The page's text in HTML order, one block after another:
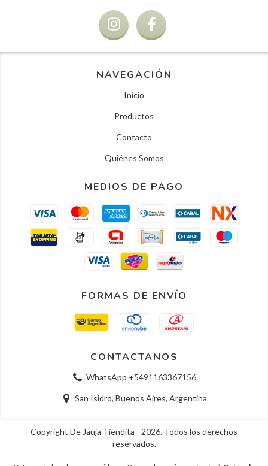
NAVEGACIÓN
Inicio
Productos
Contacto
Quiénes Somos
MEDIOS DE PAGO
FORMAS DE ENVÍO
CONTACTANOS
WhatsApp +5491163367156
San Isidro, Buenos Aires, Argentina
Copyright De Jauja Tiendita - 2026. Todos los derechos
reservados.